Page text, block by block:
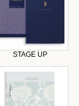
STAGE UP